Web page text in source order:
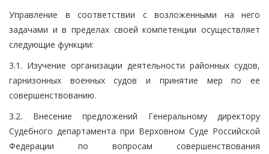
Управление в соответствии с возложенными на него
задачами и в пределах своей компетенции осуществляет
следующие функции:
3.1. Изучение организации деятельности районных судов,
гарнизонных военных судов и принятие мер по ее
совершенствованию.
3.2. Внесение предложений Генеральному директору
Судебного департамента при Верховном Суде Российской
Федерации по вопросам совершенствования